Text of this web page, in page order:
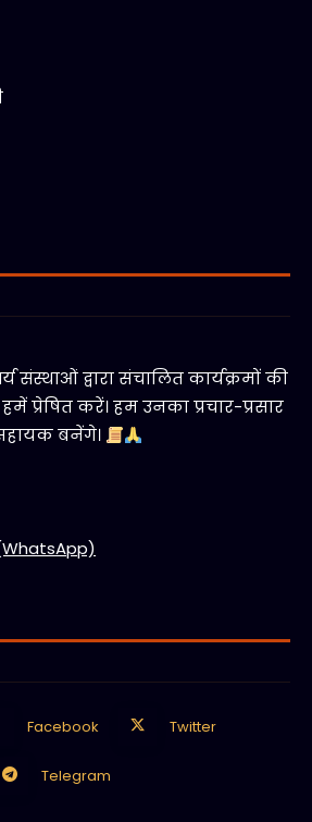
संस्थाओं द्वारा संचालित कार्यक्रमों की
प्रेषित करें। हम उनका प्रचार-प्रसार
सहायक बनेंगे।
Facebook Twitter
Telegram